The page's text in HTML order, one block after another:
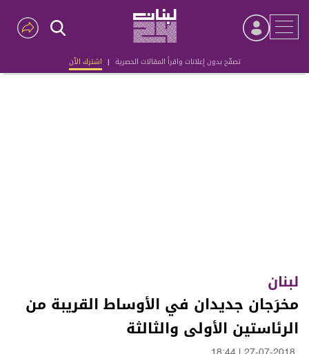
تصفّح بدون إعلانات واقرأ المقالات الحصرية | اشترك الآن
Advertisement
لبنان
مخرَجان جديدان في الأوساط القريبة من
الرئاستين الأولى والثالثة